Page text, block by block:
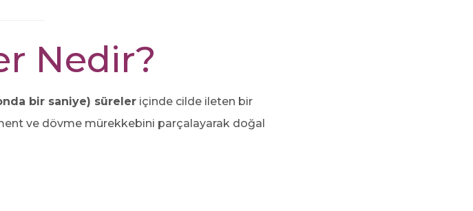
Nedir?
bir saniye) süreleriçinde cilde ileten bir
ve dövme mürekkebini parçalayarak doğal